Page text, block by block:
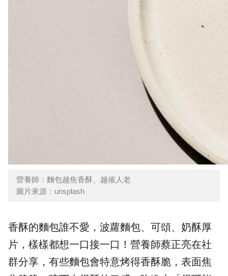
營養師：麵包越焦香酥、越催人老
圖片來源：unsplash
香酥的麵包誰不愛，波蘿麵包、可頌、奶酥厚
片，樣樣都想一口接一口！營養師蔡正亮在社
群分享，有些麵包會特意烤得香酥脆，表面焦